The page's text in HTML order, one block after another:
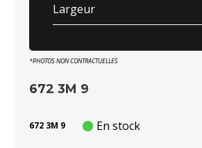
Largeur
*PHOTOS NON CONTRACTUELLES
672 3M 9
672 3M 9 En stock